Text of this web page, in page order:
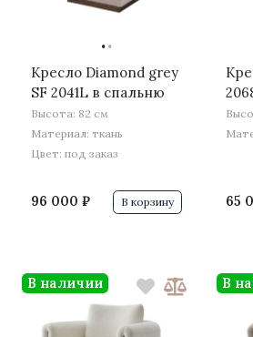
··
Кресло Diamond grey
SF 2041L в спальню
Высота: 82 см
Материал: ткань
Цвет: под заказ
96 000 ₽ В корзину 65
В наличии В